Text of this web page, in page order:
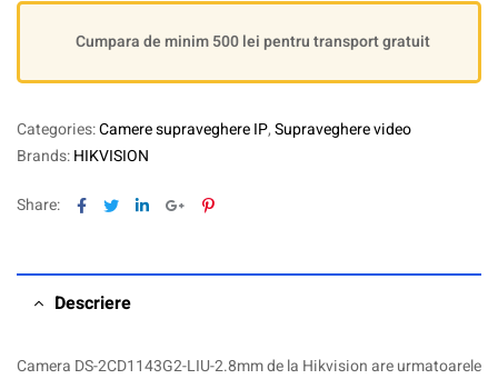
Cumpara de minim 500 lei pentru transport gratuit
Categories:Camere supraveghere IP,Supraveghere video
Brands:HIKVISION
Share: Facebook
TwitterLinkedinGoogle+Pinterest
Descriere
Camera DS-2CD1143G2-LIU-2.8mm de la Hikvision are urmatoarele